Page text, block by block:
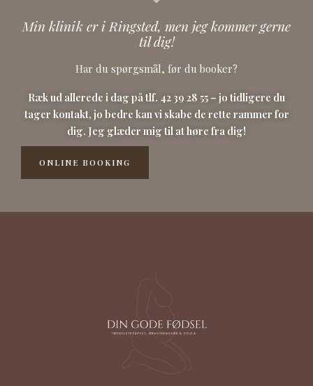
Min klinik er i Ringsted, men jeg kommer gerne
til dig!
Har du spørgsmål, før du booker?
Ræk ud allerede i dag på tlf. 42 39 28 55 – jo tidligere du
tager kontakt, jo bedre kan vi skabe de rette rammer for
dig. Jeg glæder mig til at høre fra dig!
ONLINE BOOKING